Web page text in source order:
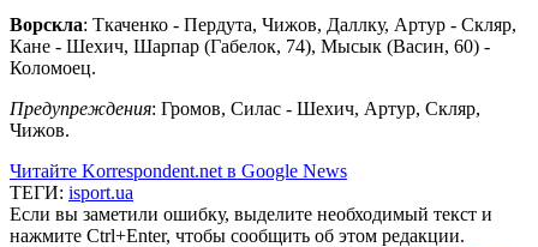
Ворскла: Ткаченко - Пердута, Чижов, Даллку, Артур - Скляр,
Кане - Шехич, Шарпар (Габелок, 74), Мысык (Васин, 60) -
Коломоец.
Предупреждения: Громов, Силас - Шехич, Артур, Скляр,
Чижов.
Читайте Korrespondent.net в Google News
ТЕГИ: isport.ua
Если вы заметили ошибку, выделите необходимый текст и
нажмите Ctrl+Enter, чтобы сообщить об этом редакции.